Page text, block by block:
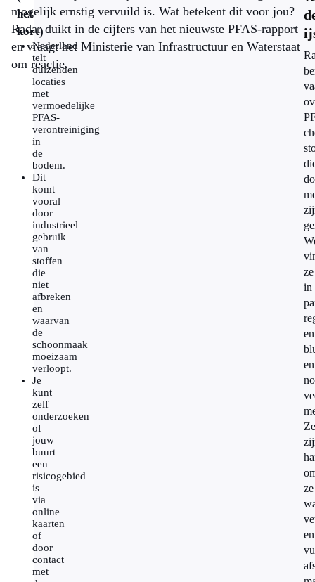
het
kort)
Nederland
telt
duizenden
locaties
met
vermoedelijke
PFAS-
verontreiniging
in
de
bodem.
Dit
komt
vooral
door
industrieel
gebruik
van
stoffen
die
niet
afbreken
en
waarvan
de
schoonmaak
moeizaam
verloopt.
Je
kunt
zelf
onderzoeken
of
jouw
buurt
een
risicogebied
is
via
online
kaarten
of
door
contact
met
mogelijk ernstig vervuild is. Wat betekent dit voor jou?
Radar duikt in de cijfers van het nieuwste PFAS-rapport
en vraagt het Ministerie van Infrastructuur en Waterstaat
om reactie.
ze
in
en
en
Ze
ze
en